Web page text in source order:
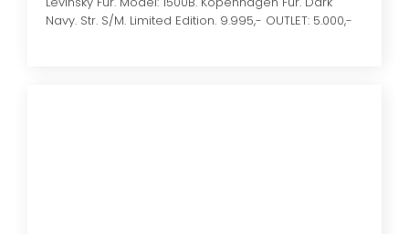
Navy. Str. S/M. Limited Edition. 9.995,- OUTLET: 5.000,-